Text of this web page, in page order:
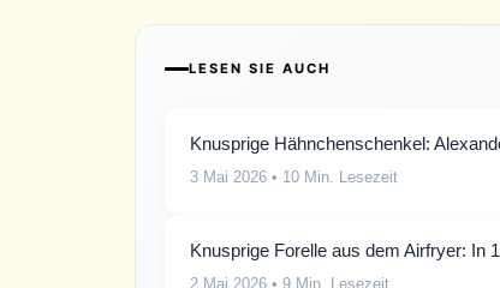
LESEN SIE AUCH
Knusprige Hähnchenschenkel:
3 Mai 2026 • 10 Min. Lesezeit
Knusprige Forelle aus dem Airfryer: In
2 Mai 2026 • 9 Min. Lesezeit